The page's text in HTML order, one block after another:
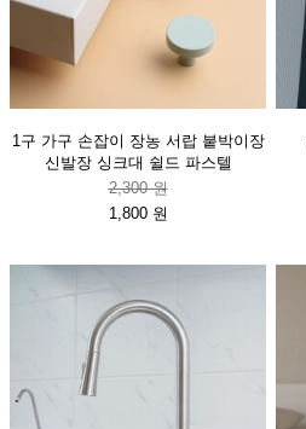
1구 가구 손잡이 장농 서랍 붙박이장
신발장 싱크대 쉴드 파스텔
2,300 원
1,800 원